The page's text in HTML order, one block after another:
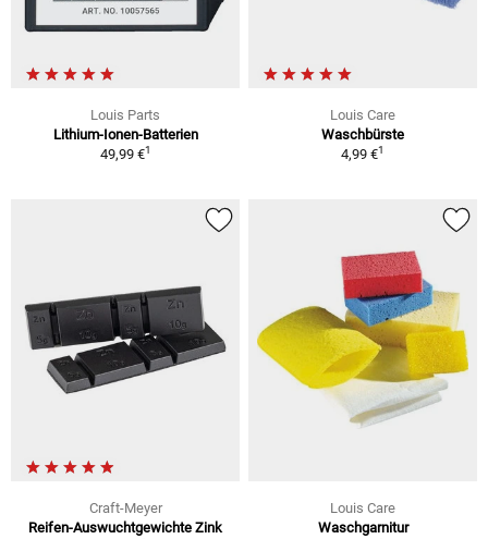
Louis Parts
Lithium-Ionen-Batterien
49,99 €1
Louis Care
Waschbürste
4,99 €1
Craft-Meyer
Reifen-Auswuchtgewichte Zink
Louis Care
Waschgarnitur